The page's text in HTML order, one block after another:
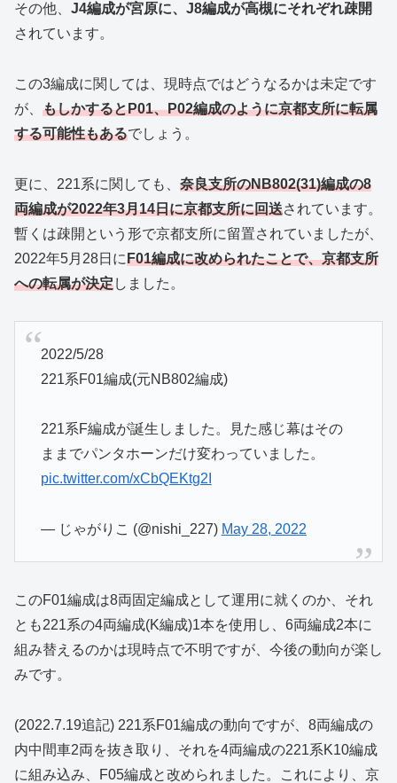
その他、 J4編成が宮原に、J8編成が高槻にそれぞれ疎開
されています。
この3編成に関しては、現時点ではどうなるかは未定です
が、 もしかするとP01、P02編成のように京都支所に転属
する可能性もあるでしょう。
更に、221系に関しても、 奈良支所のNB802(31)編成の8
両編成が2022年3月14日に京都支所に回送されています。
暫くは疎開という形で京都支所に留置されていましたが、
2022年5月28日にF01編成に改められたことで、京都支所
への転属が決定しました。
2022/5/28
221系F01編成(元NB802編成)
221系F編成が誕生しました。見た感じ幕はその
ままでパンタホーンだけ変わっていました。
pic.twitter.com/xCbQEKtg2I
— じゃがりこ (@nishi_227) May 28, 2022
このF01編成は8両固定編成として運用に就くのか、それ
とも221系の4両編成(K編成)1本を使用し、6両編成2本に
組み替えるのかは現時点で不明ですが、今後の動向が楽し
みです。
(2022.7.19追記) 221系F01編成の動向ですが、8両編成の
内中間車2両を抜き取り、それを4両編成の221系K10編成
に組み込み、F05編成と改められました。これにより、京